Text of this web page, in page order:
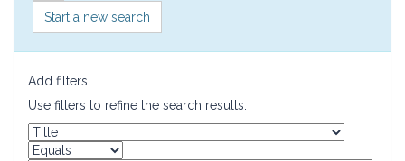
Start a new search
Add filters:
Use filters to refine the search results.